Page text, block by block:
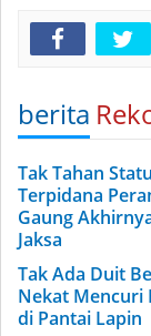
berita
Tak Tahan
Terpidana
Gaung
Jaksa
Tak Ada Duit
Nekat Mencuri
di Pantai Lapin